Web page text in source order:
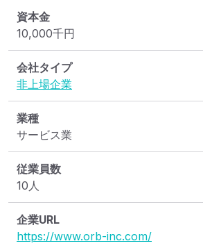
資本金
10,000千円
会社タイプ
非上場企業
業種
サービス業
従業員数
10人
企業URL
https://www.orb-inc.com/